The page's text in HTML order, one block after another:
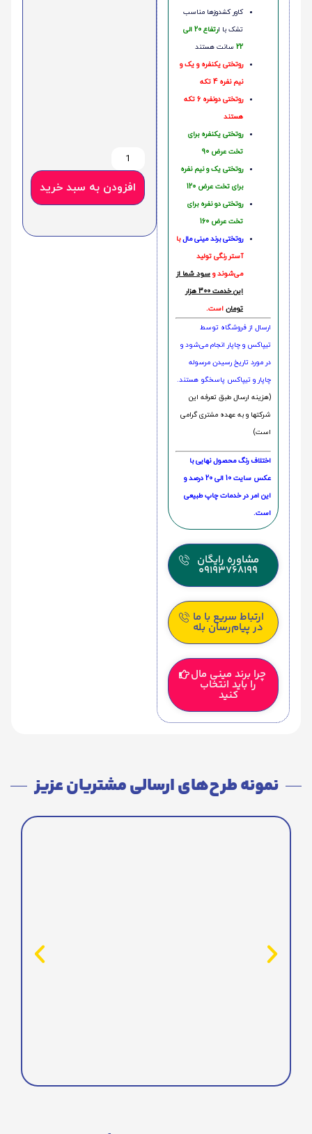
کاور کشدوزها مناسب
تشک با ا
رتفاع 20 الی
22 سانت هستند
روتختی یکنفره و یک و
نیم نفره 4 تکه
روتختی دونفره 6 تکه
هستند
روتختی یکنفره برای
تخت عرض 90
روتختی یک و نیم نفره
برای تخت عرض 120
روتختی دو نفره برای
تخت عرض 160
روتختی‌ برند مینی مالبا
آستر رنگی تولید
می‌شوند و سود شما از
این خدمت 300 هزار
تومان است.
ارسال از فروشگاه توسط
تیپاکس و چاپار انجام می‌شود و
در مورد تاریخ رسیدن مرسوله
چاپار و تیپاکس پاسخگو هستند.
(هزینه ارسال طبق تعرفه این
شرکتها و به عهده مشتری گرامی
است)
اختلاف رنگ محصول نهایی با
عکس سایت 10 الی 20 درصد و
این امر در خدمات چاپ طبیعی
است.
مشاوره رایگان
09193768199
ارتباط سریع با ما
در پیام‌رسان بله
چرا برند مینی مال
را باید انتخاب
کنید
افزودن به سبد خرید
نمونه طرح‌های ارسالی مشتریان عزیز